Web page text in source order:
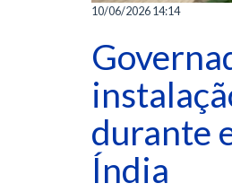
10/06/2026 14:14
durante
Índia